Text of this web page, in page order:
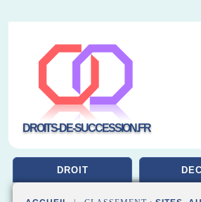
DROITS-DE-SUCCESSION.FR
DROIT